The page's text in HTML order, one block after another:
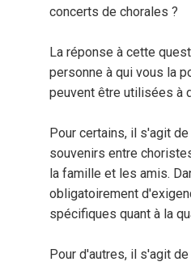
concerts de chorales ?
La réponse à cette
personne à qui vous la
peuvent être utilisées à
Pour certains, il s'agit
souvenirs entre
la famille et les amis.
obligatoirement
spécifiques quant à la
Pour d'autres, il s'agit